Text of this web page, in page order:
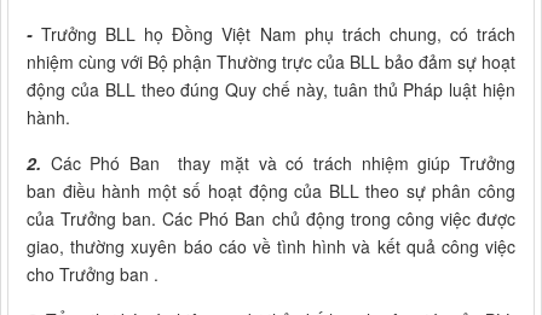
- Trưởng BLL họ Đồng Việt Nam phụ trách chung, có trách
nhiệm cùng với Bộ phận Thường trực của BLL bảo đảm sự hoạt
động của BLL theo đúng Quy chế này, tuân thủ Pháp luật hiện
hành.
2. Các Phó Ban thay mặt và có trách nhiệm giúp Trưởng
ban điều hành một số hoạt động của BLL theo sự phân công
của Trưởng ban. Các Phó Ban chủ động trong công việc được
giao, thường xuyên báo cáo về tình hình và kết quả công việc
cho Trưởng ban .